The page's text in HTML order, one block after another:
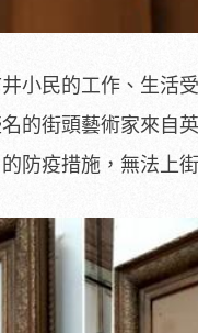
小民的工作、生活
的街頭藝術家來自
防疫措施，無法上